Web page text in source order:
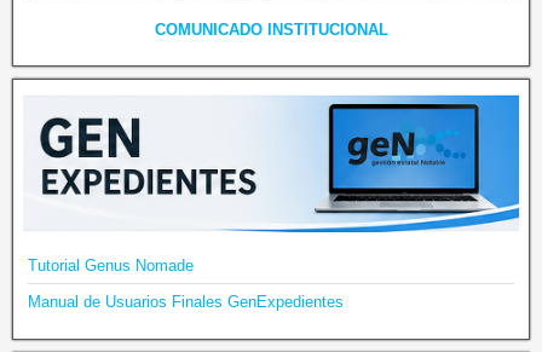
COMUNICADO INSTITUCIONAL
Tutorial Genus Nomade
Manual de Usuarios Finales GenExpedientes